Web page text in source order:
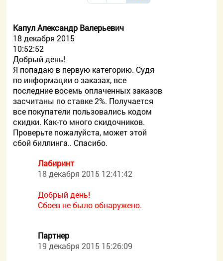
Капул Александр Валерьевич
18 декабря 2015
10:52:52
Добрый день!
Я попадаю в первую категорию. Судя
по информации о заказах, все
последние восемь оплаченных заказов
засчитаны по ставке 2%. Получается
все покупатели пользовались кодом
скидки. Как-то много скидочников.
Проверьте пожалуйста, может этой
сбой биллинга.. Спасибо.
Лабиринт
18 декабря 2015 12:41:42
Добрый день!
Сбоев не было обнаружено.
Партнер
19 декабря 2015 15:26:09